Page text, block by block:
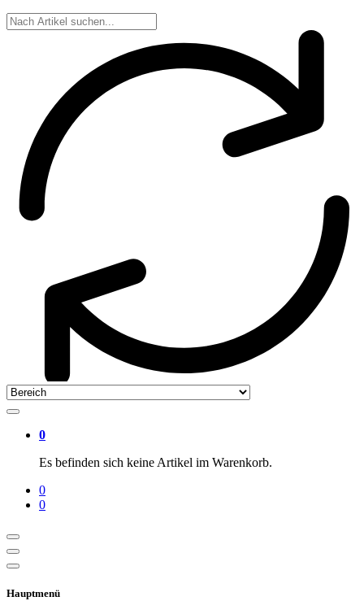
0
Es befinden sich keine Artikel im Warenkorb.
0
0
Hauptmenü